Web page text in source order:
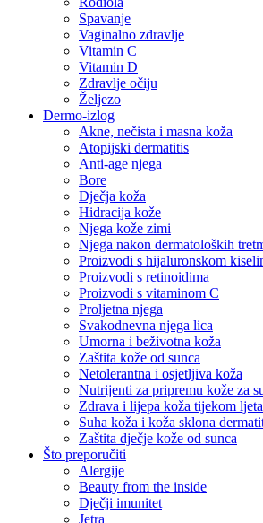
Spavanje
Vaginalno zdravlje
Vitamin C
Vitamin D
Zdravlje očiju
Željezo
Dermo-izlog
Akne, nečista i masna koža
Atopijski dermatitis
Anti-age njega
Bore
Dječja koža
Hidracija kože
Njega kože zimi
Njega nakon dermatoloških
Proizvodi s hijaluronskom
Proizvodi s retinoidima
Proizvodi s vitaminom C
Proljetna njega
Svakodnevna njega lica
Umorna i beživotna koža
Zaštita kože od sunca
Netolerantna i osjetljiva koža
Nutrijenti za pripremu kože za
Zdrava i lijepa koža tijekom ljeta
Suha koža i koža sklona
Zaštita dječje kože od sunca
Što preporučiti
Alergije
Beauty from the inside
Dječji imunitet
Jetra